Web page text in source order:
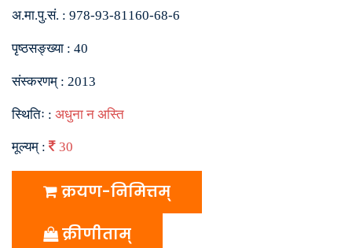
अ.मा.पु.सं. : 978-93-81160-68-6
पृष्ठसङ्ख्या : 40
संस्करणम् : 2013
स्थितिः : अधुना न अस्ति
मूल्यम् : 30
क्रयण-निमित्तम्
क्रीणीताम्